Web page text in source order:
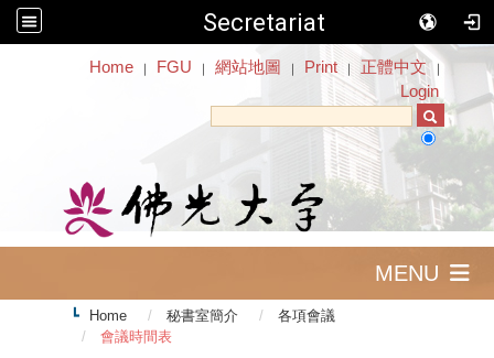
Secretariat
Home ｜ FGU ｜ 網站地圖 ｜ Print ｜ 正體中文 ｜
Login
MENU
Home 秘書室簡介
各項會議
會議時間表